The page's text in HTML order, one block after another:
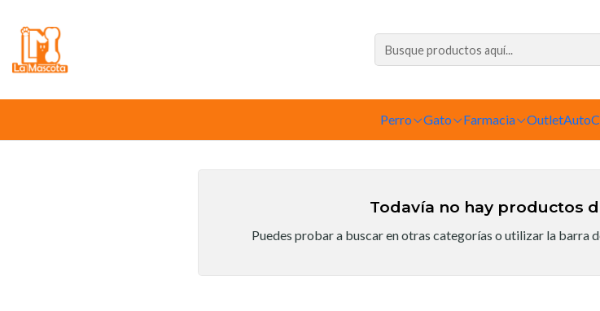
Perro Gato Farmacia Outlet
Inicio
Todavía no hay productos
Puedes probar a buscar en otras categorías o utilizar la barra